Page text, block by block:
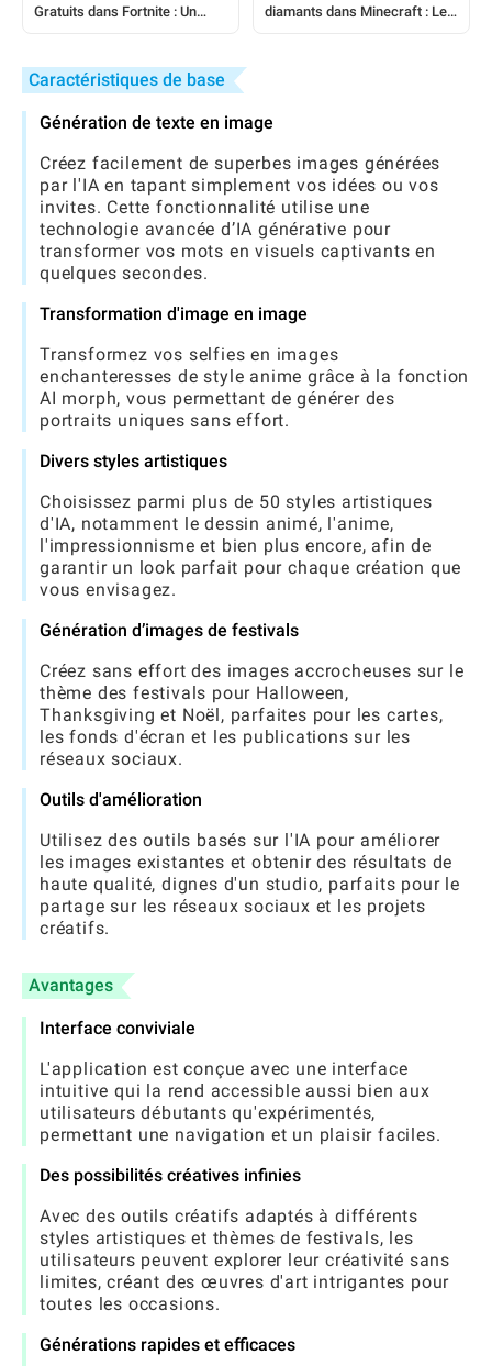
Gratuits dans Fortnite : Un
diamants dans Minecraft : Le
Caractéristiques de base
Génération de texte en image
Créez facilement de superbes images générées
par l'IA en tapant simplement vos idées ou vos
invites. Cette fonctionnalité utilise une
technologie avancée d’IA générative pour
transformer vos mots en visuels captivants en
quelques secondes.
Transformation d'image en image
Transformez vos selfies en images
enchanteresses de style anime grâce à la fonction
AI morph, vous permettant de générer des
portraits uniques sans effort.
Divers styles artistiques
Choisissez parmi plus de 50 styles artistiques
d'IA, notamment le dessin animé, l'anime,
l'impressionnisme et bien plus encore, afin de
garantir un look parfait pour chaque création que
vous envisagez.
Génération d’images de festivals
Créez sans effort des images accrocheuses sur le
thème des festivals pour Halloween,
Thanksgiving et Noël, parfaites pour les cartes,
les fonds d'écran et les publications sur les
réseaux sociaux.
Outils d'amélioration
Utilisez des outils basés sur l'IA pour améliorer
les images existantes et obtenir des résultats de
haute qualité, dignes d'un studio, parfaits pour le
partage sur les réseaux sociaux et les projets
créatifs.
Avantages
Interface conviviale
L'application est conçue avec une interface
intuitive qui la rend accessible aussi bien aux
utilisateurs débutants qu'expérimentés,
permettant une navigation et un plaisir faciles.
Des possibilités créatives infinies
Avec des outils créatifs adaptés à différents
styles artistiques et thèmes de festivals, les
utilisateurs peuvent explorer leur créativité sans
limites, créant des œuvres d'art intrigantes pour
toutes les occasions.
Générations rapides et efficaces